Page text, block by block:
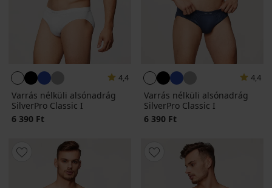
4,4
Varrás nélküli alsónadrág
SilverPro Classic I
6 390 Ft
4,4
Varrás nélküli alsónadrág
SilverPro Classic I
6 390 Ft